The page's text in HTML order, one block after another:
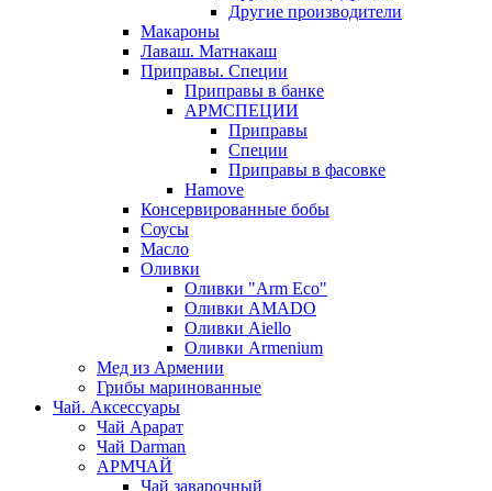
Другие производители
Макароны
Лаваш. Матнакаш
Приправы. Специи
Приправы в банке
АРМСПЕЦИИ
Приправы
Специи
Приправы в фасовке
Hamove
Консервированные бобы
Соусы
Масло
Оливки
Оливки "Arm Eco"
Оливки AMADO
Оливки Aiello
Оливки Armenium
Мед из Армении
Грибы маринованные
Чай. Аксессуары
Чай Арарат
Чай Darman
АРМЧАЙ
Чай заварочный